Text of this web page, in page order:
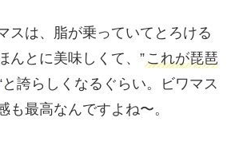
スは、脂が乗っていてとろける
んとに美味しくて、” これが琵琶
と誇らしくなるぐらい。ビワマス
も最高なんですよね〜。